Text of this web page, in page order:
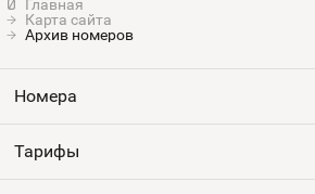
Карта сайта
Архив номеров
Номера
Все номера
Тарифы